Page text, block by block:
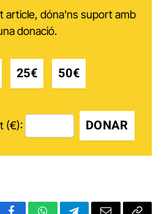
article, dóna'ns suport amb
donació.
25€ 50€
(€): DONAR